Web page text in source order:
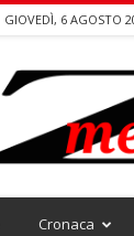
GIOVEDÌ, 6 AGOSTO
Cronaca